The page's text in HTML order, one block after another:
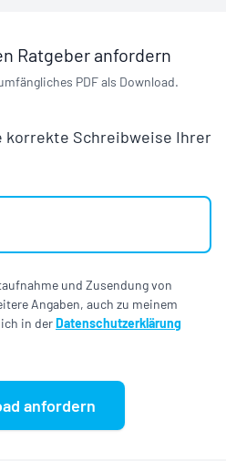
Ratgeber anfordern
PDF als Download.
korrekte Schreibweise Ihrer
und Zusendung von
Angaben, auch zu meinem
in der Datenschutzerklärung
anfordern